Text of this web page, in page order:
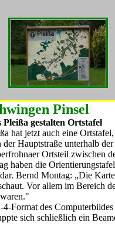
Pinsel
gestalten Ortstafel
hat jetzt auch eine
Hauptstraße unterhalb
Ortsteil zwischen
haben die
Bernd Montag: „Die
Vor allem im Be­reich
Format des
sich schließlich ein